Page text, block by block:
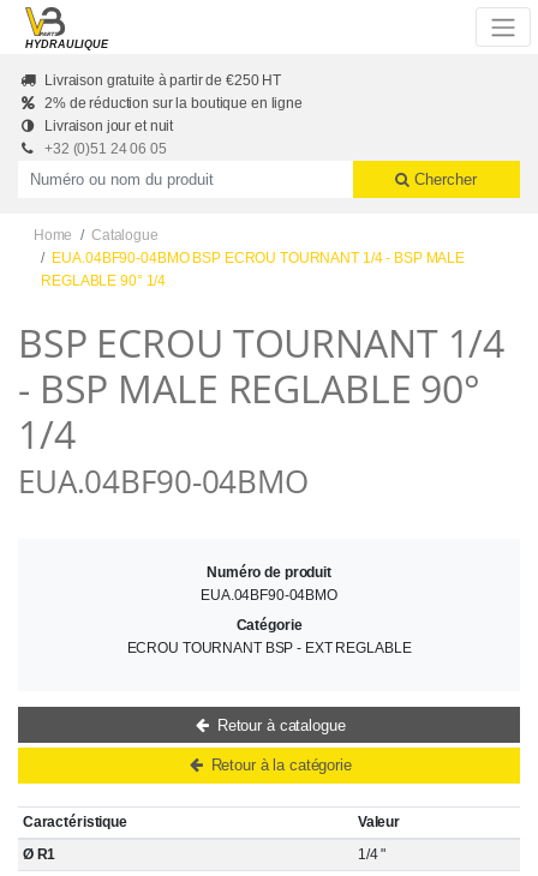
Skip to main content
HYDRAULIQUE
Livraison gratuite à partir de €250 HT
2% de réduction sur la boutique en ligne
Livraison jour et nuit
+32 (0)51 24 06 05
Productnummer of naam
Chercher
Home
Catalogue
EUA.04BF90-04BMO BSP ECROU TOURNANT 1/4 - BSP MALE
REGLABLE 90° 1/4
BSP ECROU TOURNANT 1/4
- BSP MALE REGLABLE 90°
1/4
EUA.04BF90-04BMO
Caractéristique
Valeur
Ø R1
1/4 "
Numéro de produit
EUA.04BF90-04BMO
Catégorie
ECROU TOURNANT BSP - EXT REGLABLE
Retour à catalogue
Retour à la catégorie